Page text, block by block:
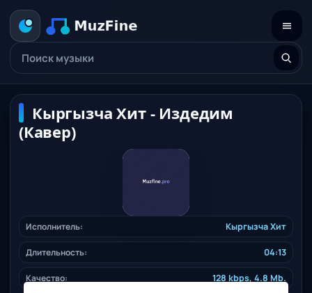
Кыргызча Хит - Издедим
(Кавер)
Исполнитель: Кыргызча Хит
Длительность: 04:13
Качество: 128 kbps, 4.8 Mb.